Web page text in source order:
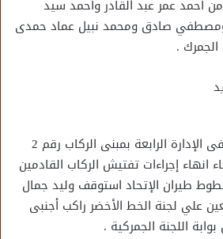
أحمد عمر عبد القادر وأحمد سيد
ومصطفي صادق ومحمد نبيل عماد حمدى
.
وكانت المحاولة الثالثة فى الإدارة الرابعة بمبنى الركاب رقم 2
انهاء إجراءات تفتيش الركاب القادمين
طيران الإتحاد استوقف وليد جمال
علي لجنة الخط الأخضر راكب أجنبى
اللجنة الجمركية .